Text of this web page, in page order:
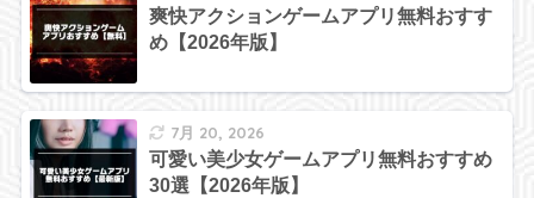
爽快アクションゲームアプリ無料おすす
め【2026年版】
7月 20, 2026
可愛い美少女ゲームアプリ無料おすすめ
30選【2026年版】